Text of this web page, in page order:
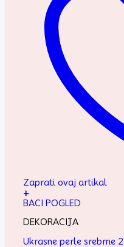
Zaprati ovaj artikal
+
BACI POGLED
DEKORACIJA
Ukrasne perle srebrne